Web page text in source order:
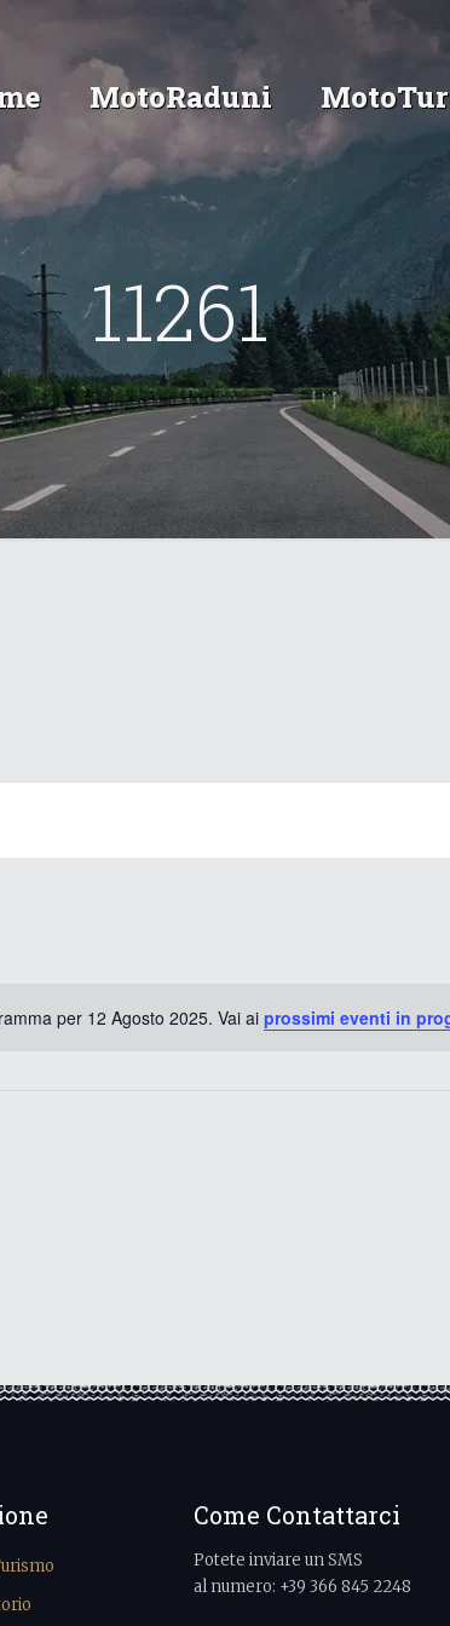
MotoRaduni
11261
per 12 Agosto 2025. Vai ai prossimi eventi in
Come Contattarci
Potete inviare un SMS
al numero: +39 366 845 2248